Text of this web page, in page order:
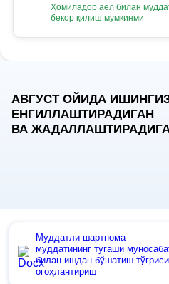
Ҳомиладор аёл билан
бекор қилиш мумкинми
АВГУСТ ОЙИДА
ЕНГИЛЛАШТИРАДИГАН
ВА
Муддатли шартнома
муддатининг тугаши
билан ишдан бўшатиш
огоҳлантириш